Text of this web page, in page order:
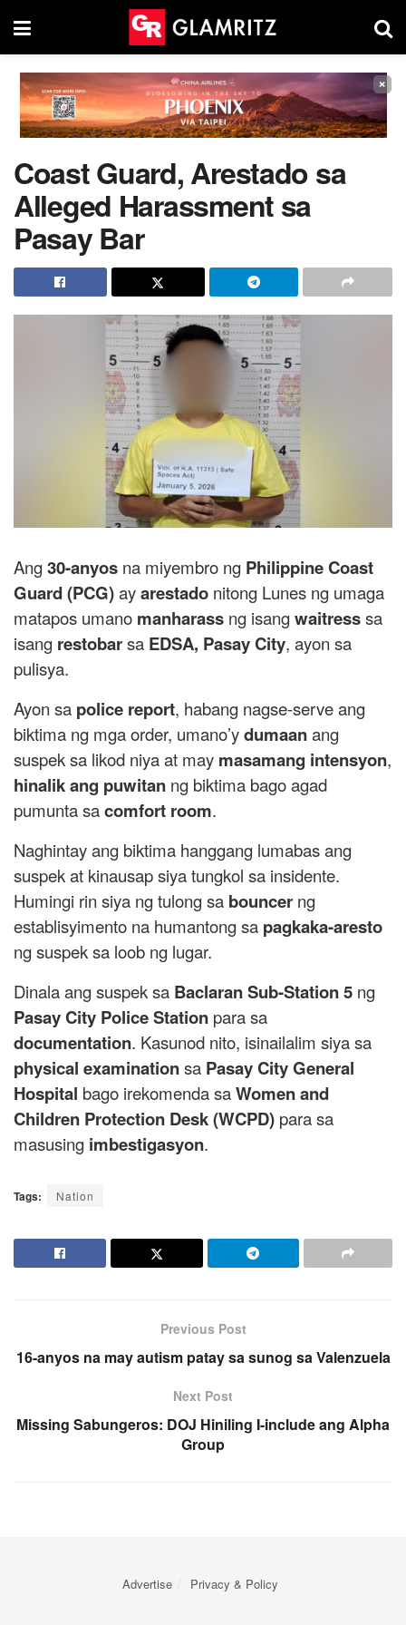
×
Coast Guard, Arestado sa
Alleged Harassment sa
Pasay Bar
Ang30-anyos na miyembro ng Philippine Coast
Guard (PCG)ayarestado nitong Lunes ng umaga
matapos umano manharass ng isangwaitresssa
isang restobarsa EDSA, Pasay City, ayon sa
pulisya.
Ayon sa police report, habang nagse-serve ang
biktima ng mga order, umano’ydumaanang
suspek sa likod niya at may masamang intensyon,
hinalik ang puwitan ng biktima bago agad
pumunta sacomfort room.
Naghintay ang biktima hanggang lumabas ang
suspek at kinausap siya tungkol sa insidente.
Humingi rin siya ng tulong sa bouncer ng
establisyimento na humantong sa pagkaka-aresto
ng suspek sa loob ng lugar.
Dinala ang suspek sa Baclaran Sub-Station 5 ng
Pasay City Police Station para sa
documentation. Kasunod nito, isinailalim siya sa
physical examinationsa Pasay City General
Hospital bago irekomenda saWomen and
Children Protection Desk (WCPD) para sa
masusing imbestigasyon.
Tags: Nation
Previous Post
16-anyos na may autism patay sa sunog sa Valenzuela
Next Post
Missing Sabungeros: DOJ Hiniling I-include ang Alpha
Group
Advertise Privacy & Policy